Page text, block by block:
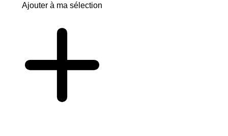
Ajouter à ma sélection